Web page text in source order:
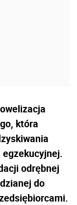
która
odrębnej
do